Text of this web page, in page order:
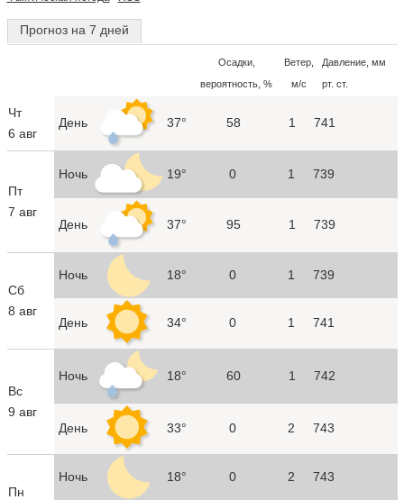
Прогноз на 7 дней
Осадки,
вероятность, %
Ветер,
м/с
Давление, мм
рт. ст.
Чт
6 авг
День 37° 58 1 741
Пт
7 авг
Ночь 19° 0 1 739
День 37° 95 1 739
Сб
8 авг
Ночь 18° 0 1 739
День 34° 0 1 741
Вс
9 авг
Ночь 18° 60 1 742
День 33° 0 2 743
Пн
Ночь 18° 0 2 743